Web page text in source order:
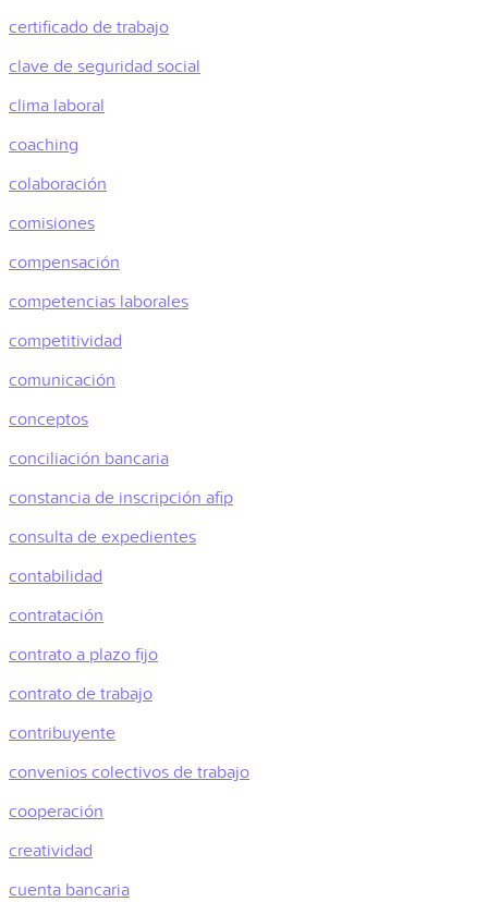
certificado de trabajo
clave de seguridad social
clima laboral
coaching
colaboración
comisiones
compensación
competencias laborales
competitividad
comunicación
conceptos
conciliación bancaria
constancia de inscripción afip
consulta de expedientes
contabilidad
contratación
contrato a plazo fijo
contrato de trabajo
contribuyente
convenios colectivos de trabajo
cooperación
creatividad
cuenta bancaria